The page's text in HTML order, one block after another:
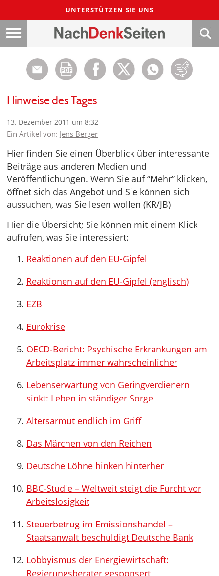
UNTERSTÜTZEN SIE UNS
Hinweise des Tages
13. Dezember 2011 um 8:32
Ein Artikel von: Jens Berger
Hier finden Sie einen Überblick über interessante
Beiträge aus anderen Medien und
Veröffentlichungen. Wenn Sie auf “Mehr” klicken,
öffnet sich das Angebot und Sie können sich
aussuchen, was Sie lesen wollen (KR/JB)
Hier die Übersicht; Sie können mit einem Klick
aufrufen, was Sie interessiert:
Reaktionen auf den EU-Gipfel
Reaktionen auf den EU-Gipfel (englisch)
EZB
Eurokrise
OECD-Bericht: Psychische Erkrankungen am
Arbeitsplatz immer wahrscheinlicher
Lebenserwartung von Geringverdienern
sinkt: Leben in ständiger Sorge
Altersarmut endlich im Griff
Das Märchen von den Reichen
Deutsche Löhne hinken hinterher
BBC-Studie – Weltweit steigt die Furcht vor
Arbeitslosigkeit
Steuerbetrug im Emissionshandel –
Staatsanwalt beschuldigt Deutsche Bank
Lobbyismus der Energiewirtschaft:
Regierungsberater gesponsert